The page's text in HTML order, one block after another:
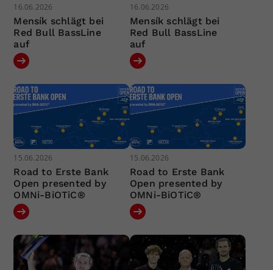
16.06.2026
Mensík schlägt bei
Red Bull BassLine
auf
16.06.2026
Mensík schlägt bei
Red Bull BassLine
auf
15.06.2026
Road to Erste Bank
Open presented by
OMNi-BiOTiC®
15.06.2026
Road to Erste Bank
Open presented by
OMNi-BiOTiC®